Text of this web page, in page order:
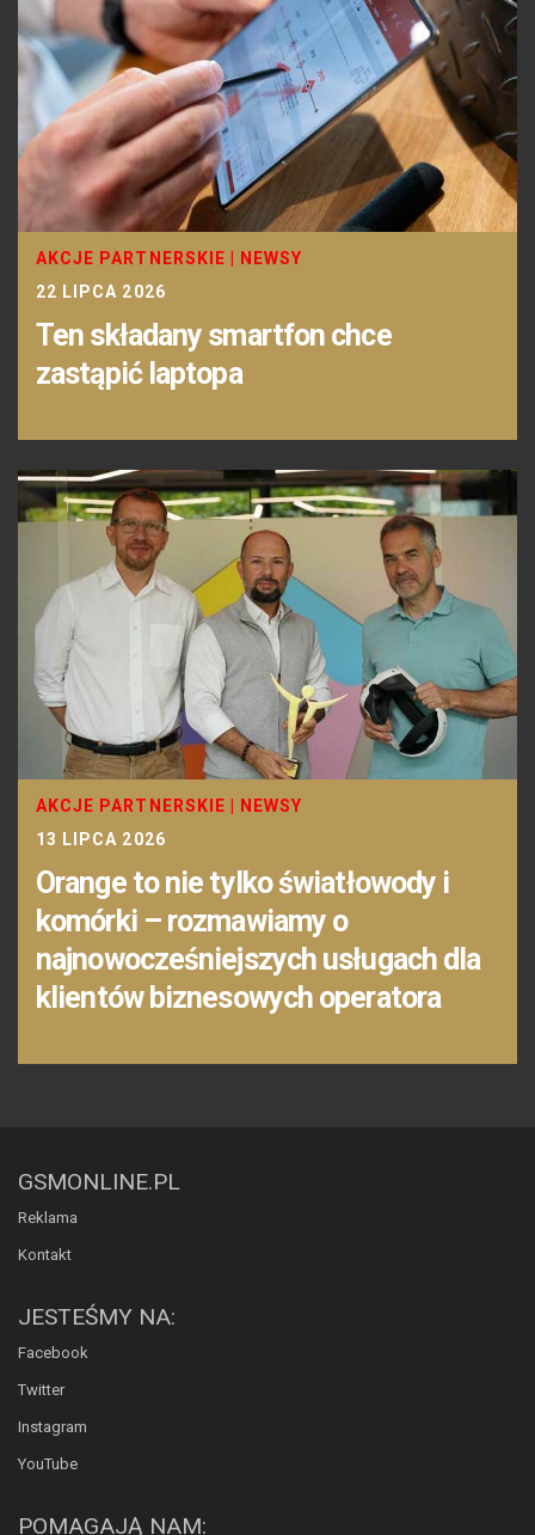
AKCJE PARTNERSKIE
NEWSY
22 LIPCA 2026
Ten składany smartfon chce
zastąpić laptopa
AKCJE PARTNERSKIE
NEWSY
13 LIPCA 2026
Orange to nie tylko światłowody i
komórki – rozmawiamy o
najnowocześniejszych usługach dla
klientów biznesowych operatora
GSMONLINE.PL
Reklama
Kontakt
JESTEŚMY NA:
Facebook
Twitter
Instagram
YouTube
POMAGAJĄ NAM: